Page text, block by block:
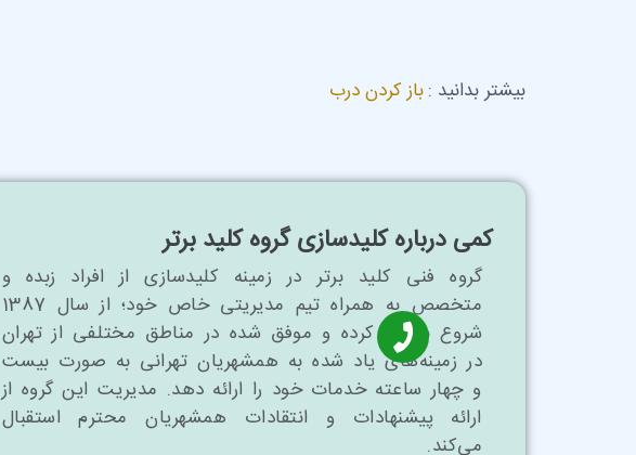
بیشتر بدانید :باز کردن درب
کمی درباره کلیدسازی گروه کلید برتر
گروه فنی کلید برتر در زمینه کلیدسازی از افراد زبده و
متخصص به همراه تیم مدیریتی خاص خود؛ از سال 1387
شروع به کار کرده و موفق شده در مناطق مختلفی از تهران
در زمینه‌های یاد شده به همشهریان تهرانی به صورت بیست
و چهار ساعته خدمات خود را ارائه دهد. مدیریت این گروه از
ارائه پیشنهادات و انتقادات همشهریان محترم استقبال
می‌کند.